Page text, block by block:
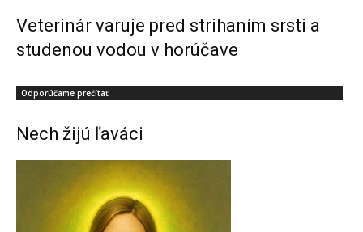
Veterinár varuje pred strihaním srsti a
studenou vodou v horúčave
Odporúčame prečítať
Nech žijú ľaváci